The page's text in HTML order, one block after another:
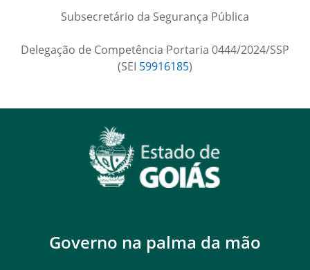
Subsecretário da Segurança Pública
Delegação de Competência Portaria 0444/2024/SSP
(SEI 59916185)
Governo na palma da mão